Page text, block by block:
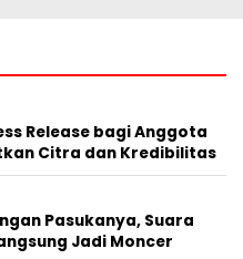
Release bagi Anggota
Citra dan Kredibilitas
Pasukanya, Suara
Jadi Moncer